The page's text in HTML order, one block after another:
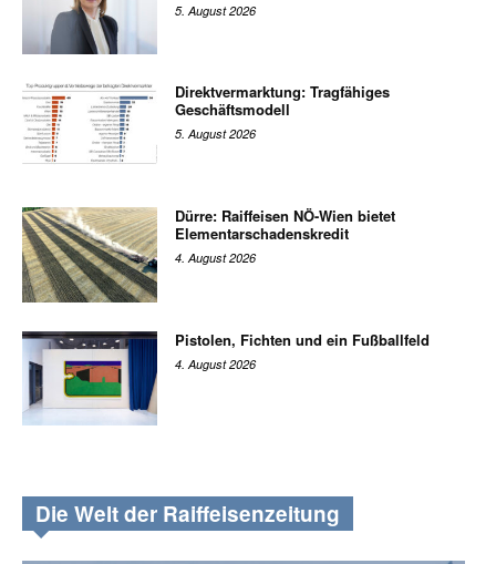
5. August 2026
Direktvermarktung: Tragfähiges
Geschäftsmodell
5. August 2026
Dürre: Raiffeisen NÖ-Wien bietet
Elementarschadenskredit
4. August 2026
Pistolen, Fichten und ein Fußballfeld
4. August 2026
Die Welt der Raiffeisenzeitung